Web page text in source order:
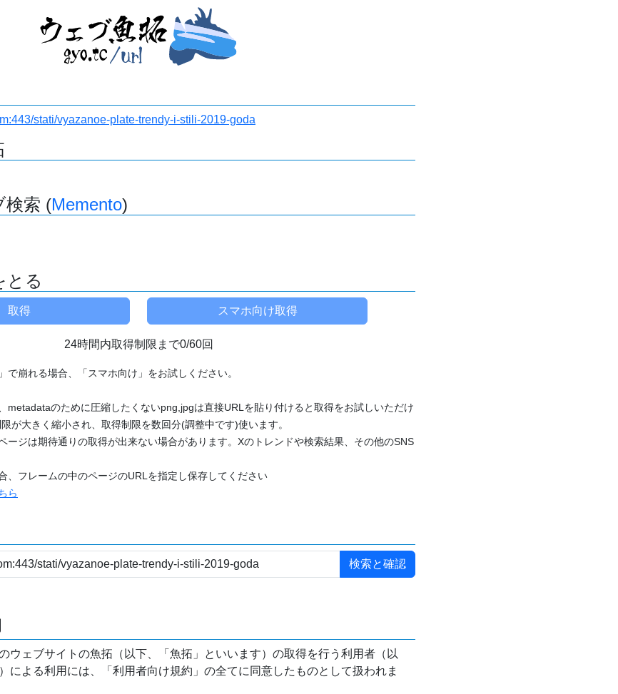
stati/vyazanoe-plate-trendy-i-stili-2019-goda
検索 (Memento)
とる
24時間内取得制限まで0/60回
で崩れる場合、「スマホ向け」をお試しください。
metadataのために圧縮したくないpng,jpgは直接URLを貼り付けると取得をお試しいただけ
が大きく縮小され、取得制限を数回分(調整中です)使います。
ージは期待通りの取得が出来ない場合があります。Xのトレンドや検索結果、その他のSNS
、フレームの中のページのURLを指定し保存してください
ら
ウェブサイトの魚拓（以下、「魚拓」といいます）の取得を行う利用者（以
による利用には、「利用者向け規約」の全てに同意したものとして扱われま